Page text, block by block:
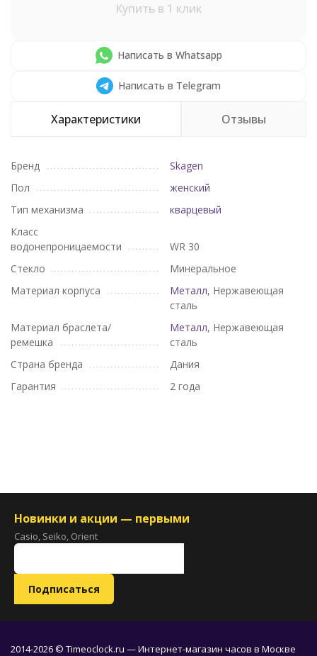
Купить в 1 клик
Написать в Whatsapp
Написать в Telegram
Характеристики Отзывы
Бренд
Skagen
Пол
женский
Тип механизма
кварцевый
Класс
водонепроницаемости
WR 30
Стекло
Минеральное
Материал корпуса
Металл, Нержавеющая
сталь
Материал браслета/
ремешка
Металл, Нержавеющая
сталь
Страна бренда
Дания
Гарантия
2 года
Новинки и акции — первыми
Casio, Seiko, Orient
2014-2026 © Timeoclock.ru — Интернет-магазин часов в Москве